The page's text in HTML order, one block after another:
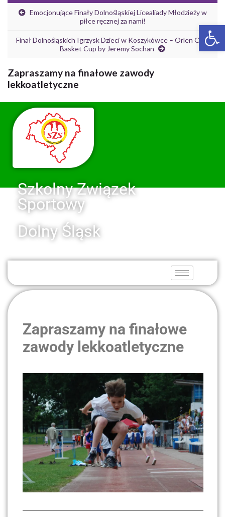
Emocjonujące Finały Dolnośląskiej Licealiady Młodzieży w
piłce ręcznej za nami!
Finał Dolnośląskich Igrzysk Dzieci w Koszykówce – Orlen Orlik
Basket Cup by Jeremy Sochan
Zapraszamy na finałowe zawody
lekkoatletyczne
Szkolny Związek
Sportowy
Dolny Śląsk
Zapraszamy na finałowe
zawody lekkoatletyczne